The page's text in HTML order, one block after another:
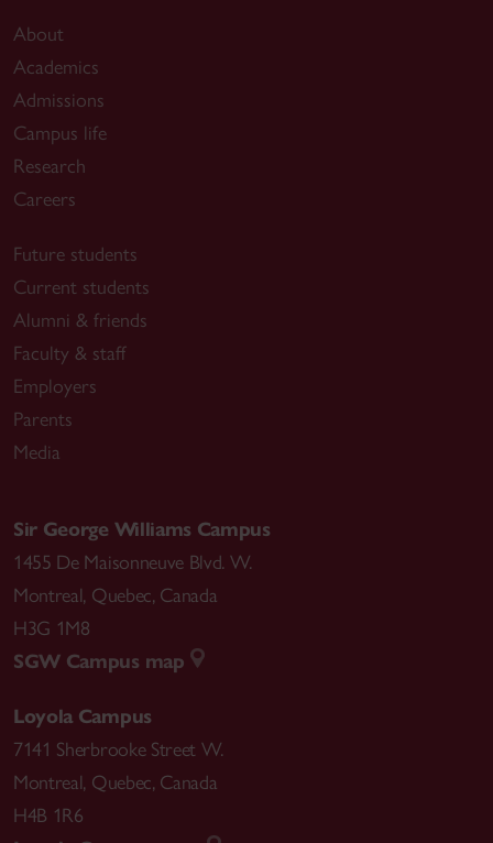
About
Academics
Admissions
Campus life
Research
Careers
Future students
Current students
Alumni & friends
Faculty & staff
Employers
Parents
Media
Sir George Williams Campus
1455 De Maisonneuve Blvd. W.
Montreal, Quebec, Canada
H3G 1M8
SGW Campus map
Loyola Campus
7141 Sherbrooke Street W.
Montreal, Quebec, Canada
H4B 1R6